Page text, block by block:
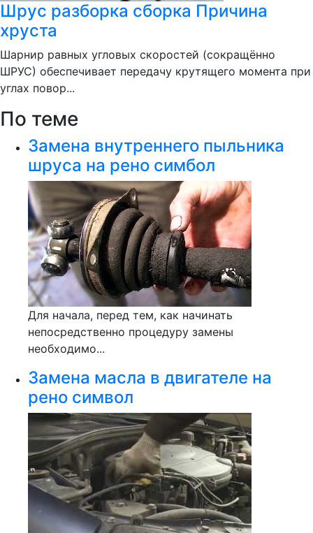
Шрус разборка сборка Причина
хруста
Шарнир равных угловых скоростей (сокращённо
ШРУС) обеспечивает передачу крутящего момента при
углах повор...
По теме
Замена внутреннего пыльника
шруса на рено симбол
Для начала, перед тем, как начинать
непосредственно процедуру замены
необходимо...
Замена масла в двигателе на
рено символ